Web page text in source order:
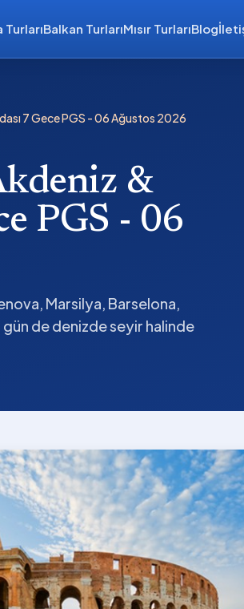
TurlarıBalkan TurlarıMısır TurlarıBlog
7 Gece PGS - 06 Ağustos 2026
&
PGS - 06
Marsilya, Barselona,
gün de denizde seyir halinde